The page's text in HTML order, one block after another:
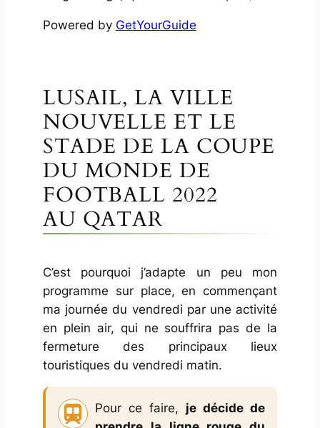
Powered by GetYourGuide
LUSAIL, LA VILLE
NOUVELLE ET LE
STADE DE LA COUPE
DU MONDE DE
FOOTBALL 2022
AU QATAR
C’est pourquoi j’adapte un peu mon
programme sur place, en commençant
ma journée du vendredi par une activité
en plein air, qui ne souffrira pas de la
fermeture des principaux lieux
touristiques du vendredi matin.
Pour ce faire, je décide de